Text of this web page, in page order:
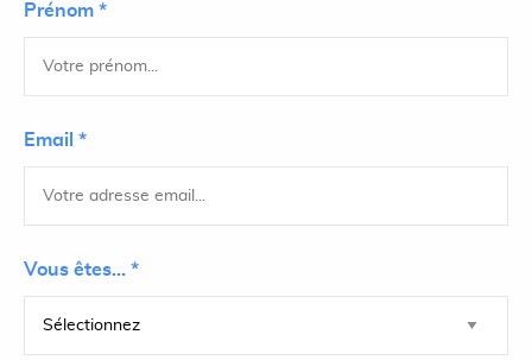
Prénom *
Email *
Vous êtes... *